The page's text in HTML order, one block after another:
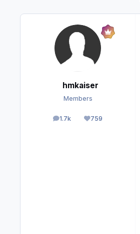
hmkaiser
Members
1.7k
posts 759
Reputation